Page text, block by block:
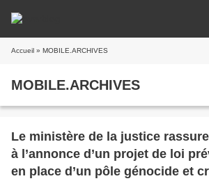
Accueil » MOBILE.ARCHIVES
MOBILE.ARCHIVES
Le ministère de la justice
à l’annonce d’un projet de loi
en place d’un pôle génocide et